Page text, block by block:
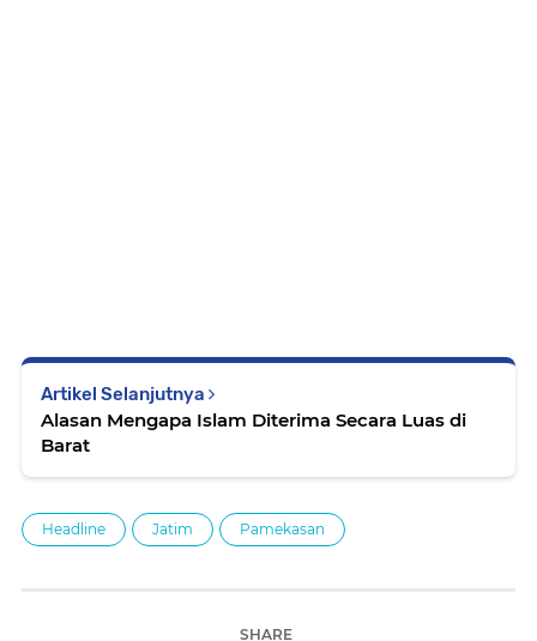
Artikel Selanjutnya
Alasan Mengapa Islam Diterima Secara Luas di
Barat
Headline Jatim Pamekasan
SHARE